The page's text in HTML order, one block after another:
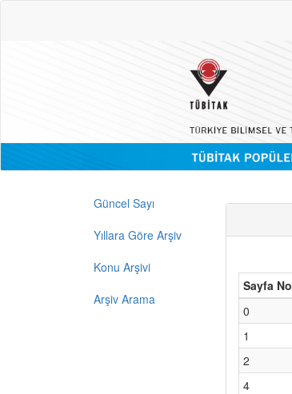
Güncel Sayı
Yıllara Göre Arşiv
Konu Arşivi
Arşiv Arama
Sayfa No
0
1
2
4